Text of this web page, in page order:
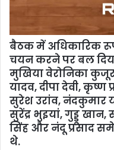
बैठक में अधिकारिक
चयन करने पर बल
मुखिया वेरोनिका
यादव, दीपा देवी, कृष्ण
सुरेश उरांव, नंदकुमार
सुरेंद्र भुइयां, गुड्डू
सिंह और नंदू प्रसाद
थे.